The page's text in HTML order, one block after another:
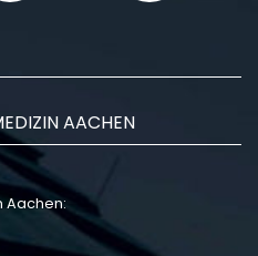
AACHEN
Aachen: